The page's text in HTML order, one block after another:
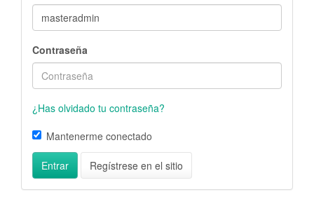
Contraseña
¿Has olvidado tu contraseña?
Mantenerme conectado
Entrar Regístrese en el sitio